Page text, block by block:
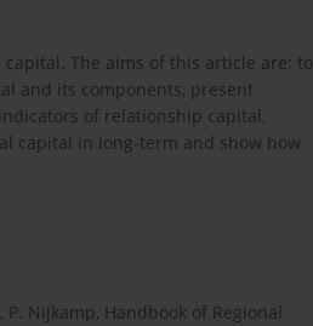
The aims of this article are: to
and its components, present
of relationship capital,
capital in long-term and show how
Nijkamp, Handbook of Regional